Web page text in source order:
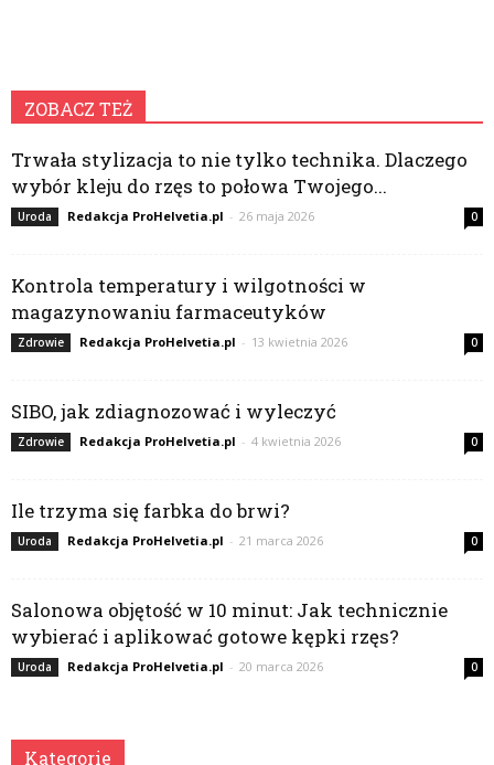
ZOBACZ TEŻ
Trwała stylizacja to nie tylko technika. Dlaczego
wybór kleju do rzęs to połowa Twojego...
Uroda Redakcja ProHelvetia.pl - 26 maja 2026 0
Kontrola temperatury i wilgotności w
magazynowaniu farmaceutyków
Zdrowie Redakcja ProHelvetia.pl - 13 kwietnia 2026 0
SIBO, jak zdiagnozować i wyleczyć
Zdrowie Redakcja ProHelvetia.pl - 4 kwietnia 2026 0
Ile trzyma się farbka do brwi?
Uroda Redakcja ProHelvetia.pl - 21 marca 2026 0
Salonowa objętość w 10 minut: Jak technicznie
wybierać i aplikować gotowe kępki rzęs?
Uroda Redakcja ProHelvetia.pl - 20 marca 2026 0
Kategorie